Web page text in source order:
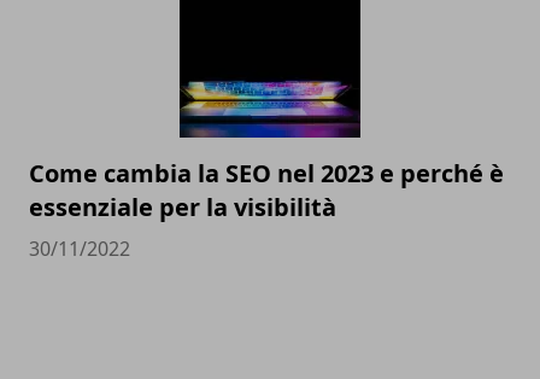
Come cambia la SEO nel 2023 e perché è
essenziale per la visibilità
30/11/2022